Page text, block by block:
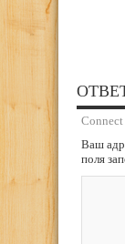
Ваш
поля